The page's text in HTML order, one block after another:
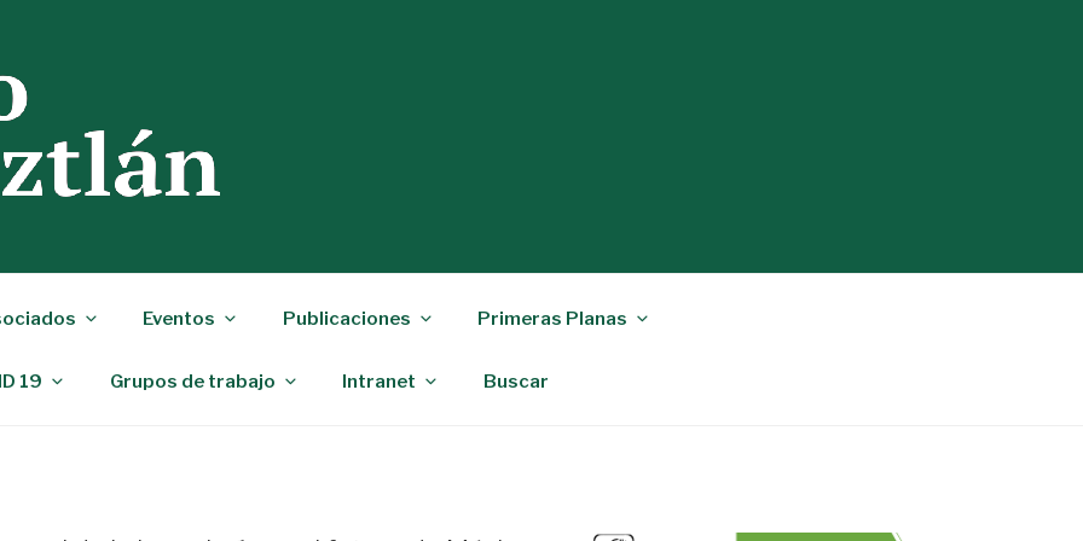
Eventos Publicaciones Primeras Planas
19 Grupos de trabajo Intranet Buscar